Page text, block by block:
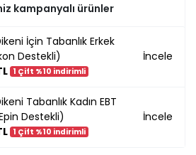
kampanyalı ürünler
İçin Tabanlık Erkek
Destekli)
1 Çift %10 indirimli
İncele
Tabanlık Kadın EBT
Destekli)
1 Çift %10 indirimli
İncele